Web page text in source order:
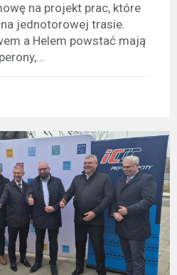
na projekt prac, które
jednotorowej trasie.
a Helem powstać mają